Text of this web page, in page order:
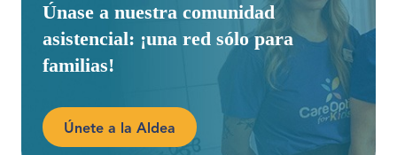
Únase a nuestra comunidad
asistencial: ¡una red sólo para
familias!
Únete a la Aldea